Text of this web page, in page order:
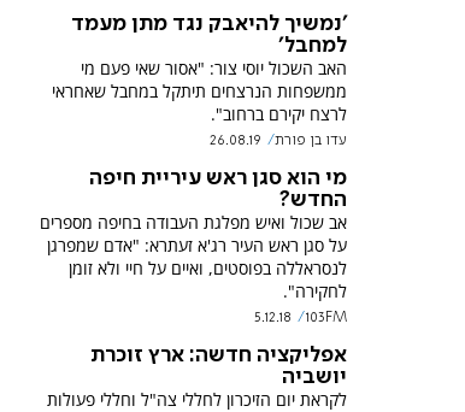
'נמשיך להיאבק נגד מתן מעמד
למחבל'
האב השכול יוסי צור: "אסור שאי פעם מי
ממשפחות הנרצחים תיתקל במחבל שאחראי
לרצח יקירם ברחוב".
עדו בן פורת 26.08.19
מי הוא סגן ראש עיריית חיפה
החדש?
אב שכול ואיש מפלגת העבודה בחיפה מספרים
על סגן ראש העיר רג'א זעתרא: "אדם שמפרגן
לנסראללה בפוסטים, ואיים על חיי ולא זומן
לחקירה".
103FM
5.12.18
אפליקציה חדשה: ארץ זוכרת
יושביה
לקראת יום הזיכרון לחללי צה"ל וחללי פעולות